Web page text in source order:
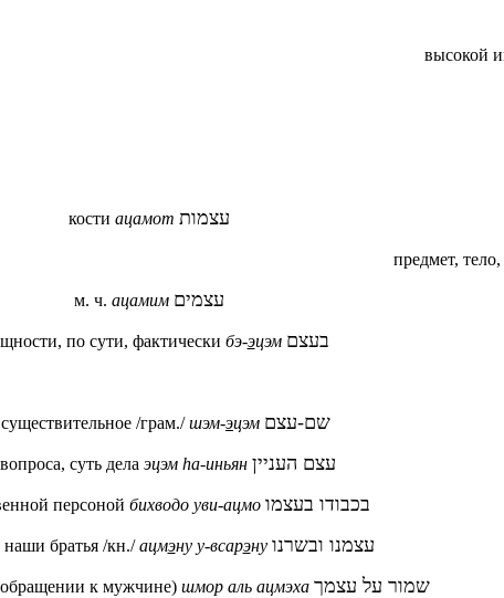
высокой
кости ацамот עצמות
предмет,
м. ч. ацамим עצמים
по сути, фактически бэ-эцэм בעצם
/грам./шэм-эцэм שם-עצם
суть дела эцэм hа-иньян עצם העניין
персоной бихводо уви-ацмо בכבודו בעצמו
братья /кн./ацмэну у-всарэну עצמנו ובשרנו
к мужчине) шмор аль ацмэха שמור על עצמך